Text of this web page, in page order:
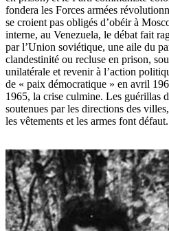
fondera les Forces armées
se croient pas obligés d’obéir à
interne, au Venezuela, le débat fait
par l’Union soviétique, une aile du
clandestinité ou recluse en prison,
unilatérale et revenir à l’action
de « paix démocratique » en avril
1965, la crise culmine. Les guérillas
soutenues par les directions des
les vêtements et les armes font défaut.